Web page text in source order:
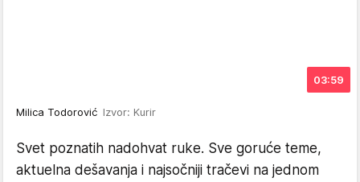
03:59
Milica Todorović Izvor: Kurir
Svet poznatih nadohvat ruke. Sve goruće teme,
aktuelna dešavanja i najsočniji tračevi na jednom